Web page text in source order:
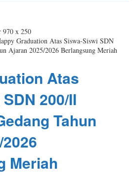
Graduation Atas Siswa-Siswi SDN
Ajaran 2025/2026 Berlangsung Meriah
Atas
200/II
Tahun
Meriah